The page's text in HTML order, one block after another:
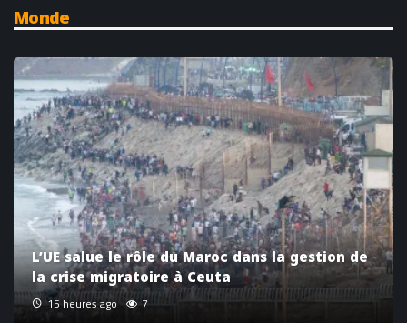
Monde
L’UE salue le rôle du Maroc dans la gestion de
la crise migratoire à Ceuta
15 heures ago 7